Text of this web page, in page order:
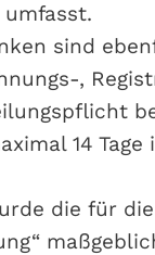
sind
,
14 Tage
die für